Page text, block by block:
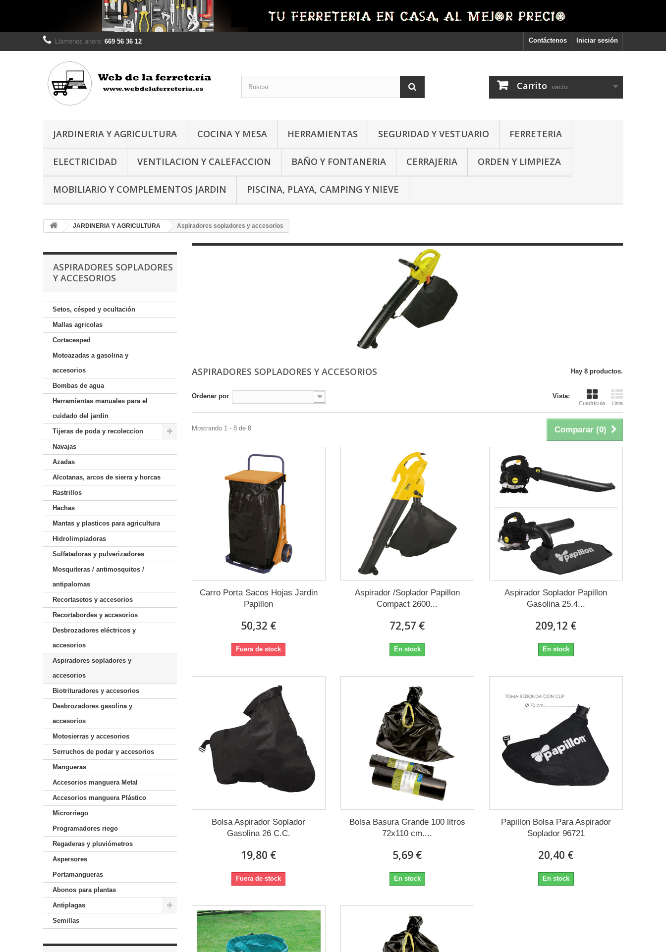
Iniciar sesión
Contáctenos
Llámenos ahora: 669 56 36 12
Carrito vacío
JARDINERIA Y AGRICULTURA COCINA Y MESA HERRAMIENTAS SEGURIDAD Y VESTUARIO FERRETERIA
ELECTRICIDAD VENTILACION Y CALEFACCION BAÑO Y FONTANERIA CERRAJERIA ORDEN Y LIMPIEZA
MOBILIARIO Y COMPLEMENTOS JARDIN PISCINA, PLAYA, CAMPING Y NIEVE
JARDINERIA Y AGRICULTURA Aspiradores sopladores y accesorios
ASPIRADORES SOPLADORES
Y ACCESORIOS
Setos, césped y ocultación
Mallas agricolas
Cortacesped
Motoazadas a gasolina y
accesorios
Bombas de agua
Herramientas manuales para el
cuidado del jardin
Tijeras de poda y recoleccion
Navajas
Azadas
Alcotanas, arcos de sierra y horcas
Rastrillos
Hachas
Mantas y plasticos para agricultura
Hidrolimpiadoras
Sulfatadoras y pulverizadores
Mosquiteras / antimosquitos /
antipalomas
Recortasetos y accesorios
Recortabordes y accesorios
Desbrozadores eléctricos y
accesorios
Aspiradores sopladores y
accesorios
Biotrituradores y accesorios
Desbrozadores gasolina y
accesorios
Motosierras y accesorios
Serruchos de podar y accesorios
Mangueras
Accesorios manguera Metal
Accesorios manguera Plástico
Microrriego
Programadores riego
Regaderas y pluviómetros
Aspersores
Portamangueras
Abonos para plantas
Antiplagas
Semillas
ASPIRADORES SOPLADORES Y ACCESORIOS Hay 8 productos.
Vista:
Cuadrícula Lista
Ordenar por --
Comparar (0)
Mostrando 1 - 8 de 8
Carro Porta Sacos Hojas Jardin
Papillon
50,32 €
Fuera de stock
Aspirador /Soplador Papillon
Compact 2600...
72,57 €
En stock
Aspirador Soplador Papillon
Gasolina 25.4...
209,12 €
En stock
Bolsa Aspirador Soplador
Gasolina 26 C.C.
19,80 €
Fuera de stock
Bolsa Basura Grande 100 litros
72x110 cm....
5,69 €
En stock
Papillon Bolsa Para Aspirador
Soplador 96721
20,40 €
En stock